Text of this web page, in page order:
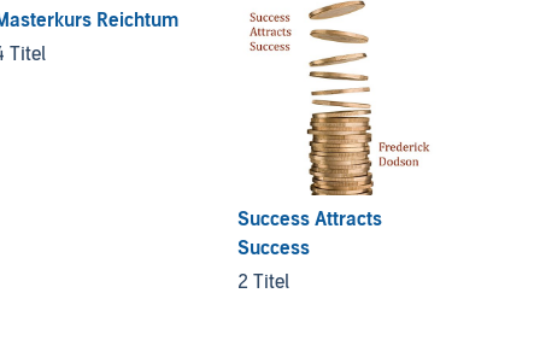
Reichtum
Titel
Success Attracts
Success
2 Titel